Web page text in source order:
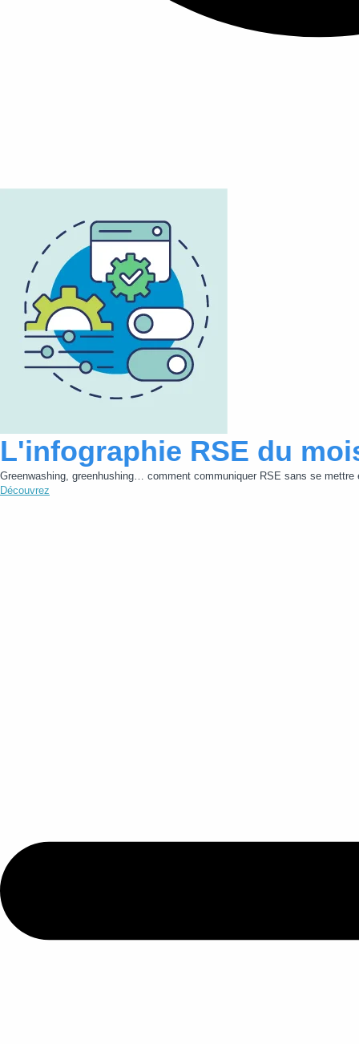
L'infographie RSE du
Greenwashing, greenhushing… comment communiquer RSE sans se mettre
Découvrez